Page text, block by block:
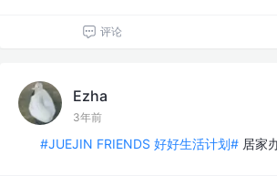
评论
Ezha
3年前
#JUEJIN FRIENDS 好好生活计划# 居家